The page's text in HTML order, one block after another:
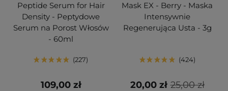
Peptide Serum for Hair
Density - Peptydowe
Serum na Porost Włosów
- 60ml
227
109,00 zł
Mask EX - Berry - Maska
Intensywnie
Regenerująca Usta - 3g
424
25,00 zł
20,00 zł